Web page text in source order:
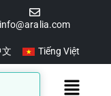
info@aralia.com
Tiếng Việt
Main